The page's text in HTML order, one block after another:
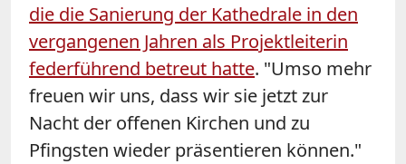
die die Sanierung der Kathedrale in den
vergangenen Jahren als Projektleiterin
federführend betreut hatte. "Umso mehr
freuen wir uns, dass wir sie jetzt zur
Nacht der offenen Kirchen und zu
Pfingsten wieder präsentieren können."